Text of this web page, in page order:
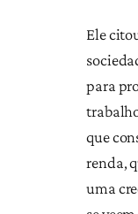
Ele
para
que
renda,
uma